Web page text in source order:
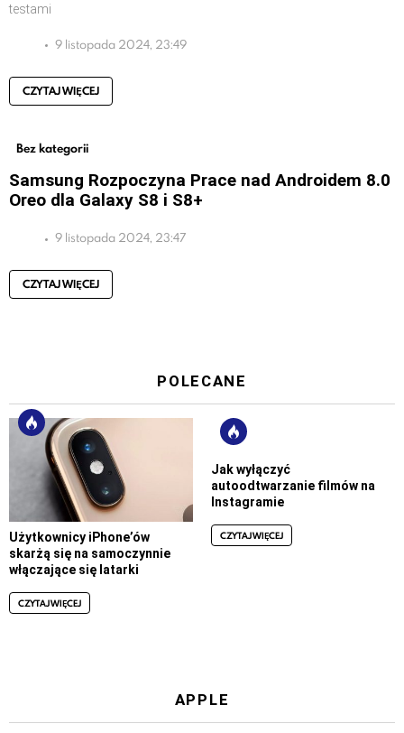
testami
9 listopada 2024, 23:49
CZYTAJ WIĘCEJ
Bez kategorii
Samsung Rozpoczyna Prace nad Androidem 8.0
Oreo dla Galaxy S8 i S8+
9 listopada 2024, 23:47
CZYTAJ WIĘCEJ
POLECANE
Użytkownicy iPhone’ów
skarżą się na samoczynnie
włączające się latarki
CZYTAJ WIĘCEJ
Jak wyłączyć
autoodtwarzanie filmów na
Instagramie
CZYTAJ WIĘCEJ
APPLE